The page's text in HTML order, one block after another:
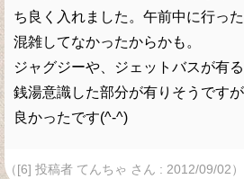
ち良く入れました。午前中に行っ
混雑してなかったからかも。
ジャグジーや、ジェットバスが有
銭湯意識した部分が有りそうです
良かったです(^-^)
（[6] 投稿者 てんちゃ さん : 2012/09/02）